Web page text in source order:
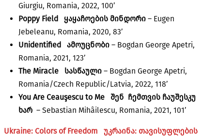
Giurgiu, Romania, 2022, 100’
Poppy Field ყაყაჩოების მინდორი – Eugen
Jebeleanu, Romania, 2020, 83’
Unidentified ამოუცნობი – Bogdan George Apetri,
Romania, 2021, 123’
The Miracle სასწაული – Bogdan George Apetri,
Romania/Czech Republic/Latvia, 2022, 118’
You Are Ceauşescu to Me
შენ ჩემთვის ჩაუშესკუ
ხარ – Sebastian Mihâilescu, Romania, 2021, 101’
Ukraine: Colors of Freedom უკრაინა: თავისუფლების